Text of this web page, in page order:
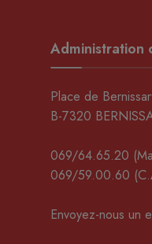
Administration
Place de
B-7320
069/64.65.20
069/59.00.60
Envoyez-nous un